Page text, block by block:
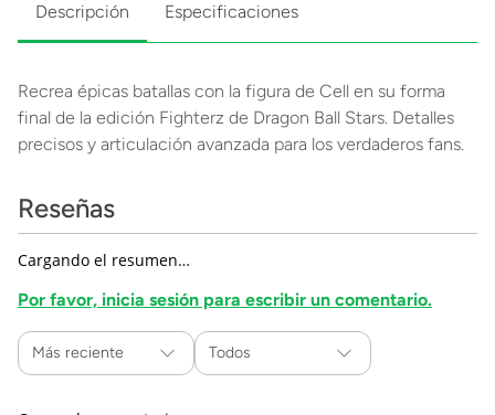
Descripción Especificaciones
Recrea épicas batallas con la figura de Cell en su forma
final de la edición Fighterz de Dragon Ball Stars. Detalles
precisos y articulación avanzada para los verdaderos fans.
Reseñas
Cargando el resumen…
Por favor, inicia sesión para escribir un comentario.
Más reciente Todos